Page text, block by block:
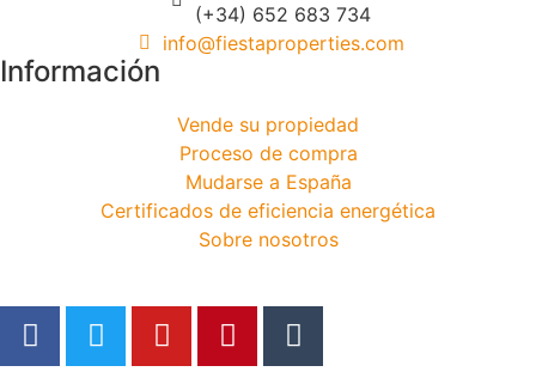
(+34) 652 683 734
info@fiestaproperties.com
Información
Vende su propiedad
Proceso de compra
Mudarse a España
Certificados de eficiencia energética
Sobre nosotros